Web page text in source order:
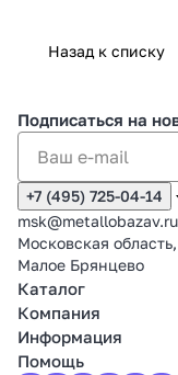
Назад к списку
Подписаться на
+7 (495) 725-04-14
msk@metallobazav.ru
Московская
Малое Брянцево
Каталог
Компания
Информация
Помощь